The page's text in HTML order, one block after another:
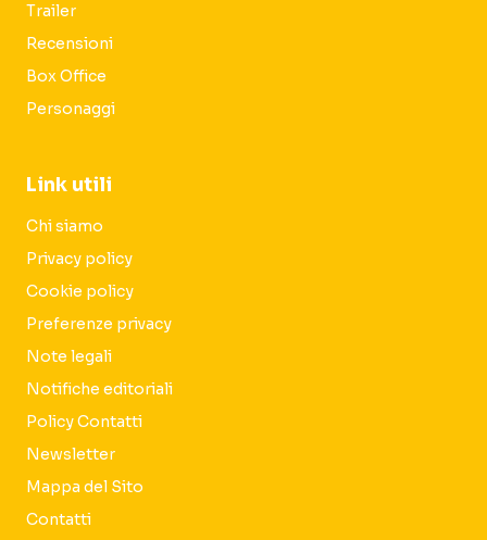
Trailer
Recensioni
Box Office
Personaggi
Link utili
Chi siamo
Privacy policy
Cookie policy
Preferenze privacy
Note legali
Notifiche editoriali
Policy Contatti
Newsletter
Mappa del Sito
Contatti